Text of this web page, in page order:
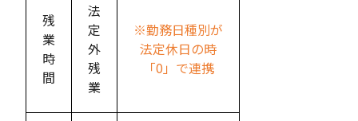
残
業
時
間
法
定
外
残
業
※勤務日種別が
法定休日の時
「0」で連携